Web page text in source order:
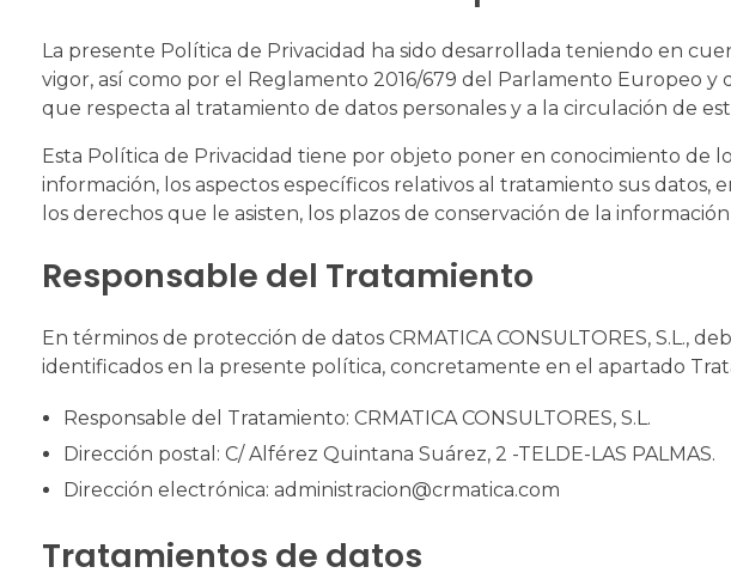
La presente Política de Privacidad ha sido desarrollada teniendo en
vigor, así como por el Reglamento 2016/679 del Parlamento Europeo y
que respecta al tratamiento de datos personales y a la circulación de
Esta Política de Privacidad tiene por objeto poner en conocimiento de
información, los aspectos específicos relativos al tratamiento sus datos,
los derechos que le asisten, los plazos de conservación de la
Responsable del Tratamiento
En términos de protección de datos CRMATICA CONSULTORES, S.L.,
identificados en la presente política, concretamente en el apartado
Responsable del Tratamiento: CRMATICA CONSULTORES, S.L.
Dirección postal: C/ Alférez Quintana Suárez, 2 -TELDE-LAS PALMAS.
Dirección electrónica: administracion@crmatica.com
Tratamientos de datos